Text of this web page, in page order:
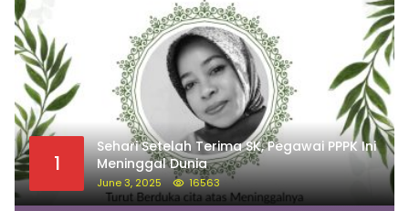
1
Sehari Setelah Terima SK, Pegawai PPPK Ini
Meninggal Dunia
June 3, 2025 16563